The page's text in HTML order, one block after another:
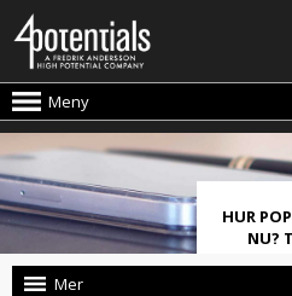
Meny
HUR
NU?
Mer